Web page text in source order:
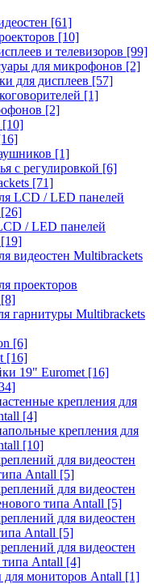
[61]
[10]
и телевизоров [99]
для микрофонов [2]
для дисплеев [57]
[1]
[2]
[10]
[1]
с регулировкой [6]
[71]
LCD / LED панелей
[26]
/ LED панелей
[19]
видеостен Multibrackets
проекторов
[8]
гарнитуры Multibrackets
[6]
[16]
19" Euromet [16]
крепления для
[4]
крепления для
[10]
для видеостен
Antall [5]
для видеостен
типа Antall [5]
для видеостен
Antall [5]
для видеостен
Antall [4]
мониторов Antall [1]